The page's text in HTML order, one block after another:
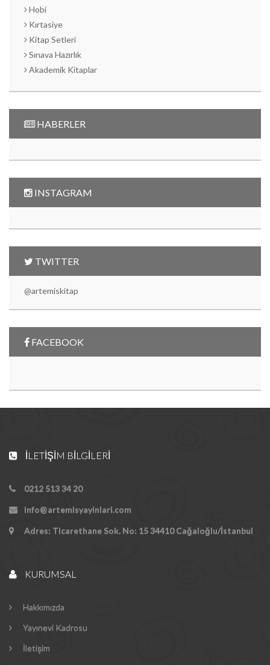
Hobi
Kırtasiye
Kitap Setleri
Sınava Hazırlık
Akademik Kitaplar
HABERLER
INSTAGRAM
TWITTER
@artemiskitap
FACEBOOK
İLETIŞIM BILGILERI
0212 513 34 20
info@artemisyayinlari.com
Adres: Ticarethane Sok. No: 15 34410 Cağaloğlu/İstanbul
KURUMSAL
Hakkımızda
Yayınevi Kadrosu
İletişim